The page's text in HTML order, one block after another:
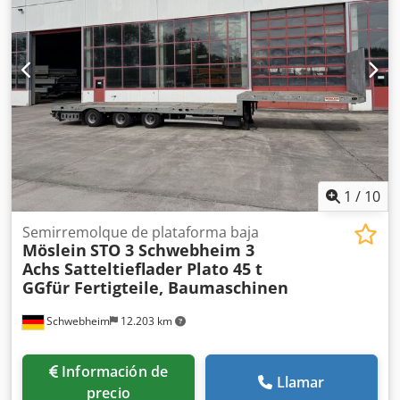
modificaciones sujetos a cambios. Imágenes de muestra.
Más datos en: [enlace]
1 / 10
Schwebheim 12.203 km
Semirremolque de plataforma baja
Möslein STO 3 Schwebheim 3
Achs Satteltieflader Plato 45 t
GGfür Fertigteile, Baumaschinen
Información de
precio
Llamar